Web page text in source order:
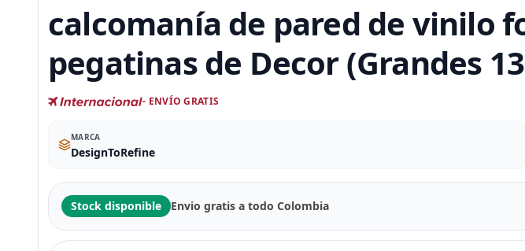
calcomanía de pared de vinilo
pegatinas de Decor (Grandes
- ENVÍO GRATIS
MARCA
DesignToRefine
Stock disponible Envio gratis a todo Colombia